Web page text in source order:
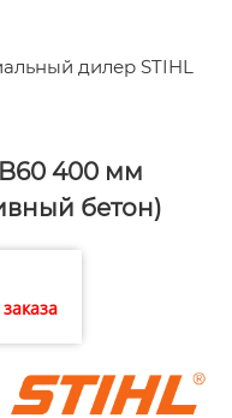
дилер STIHL
400 мм
бетон)